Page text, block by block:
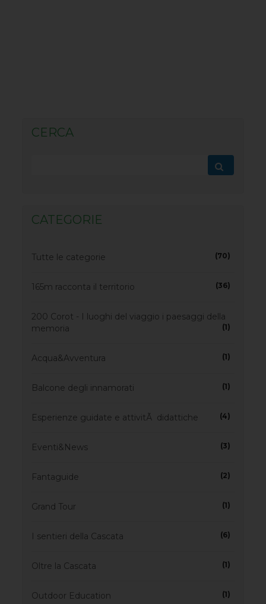
CERCA
CATEGORIE
Tutte le categorie (70)
165m racconta il territorio (36)
200 Corot - I luoghi del viaggio i paesaggi della
memoria
(1)
Acqua&Avventura (1)
Balcone degli innamorati (1)
Esperienze guidate e attivitÃ didattiche (4)
Eventi&News (3)
Fantaguide (2)
Grand Tour (1)
I sentieri della Cascata (6)
Oltre la Cascata (1)
Outdoor Education (1)